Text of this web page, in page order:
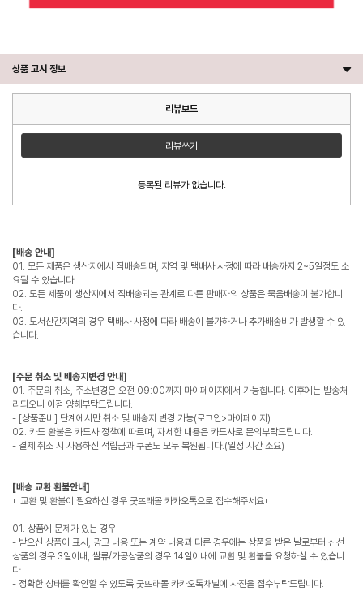
상품 고시 정보
리뷰보드
리뷰쓰기
등록된 리뷰가 없습니다.
[배송 안내]
01. 모든 제품은 생산지에서 직배송되며, 지역 및 택배사 사정에 따라 배송까지 2~5일정도 소
요될 수 있습니다.
02. 모든 제품이 생산지에서 직배송되는 관계로 다른 판매자의 상품은 묶음배송이 불가합니
다.
03. 도서산간지역의 경우 택배사 사정에 따라 배송이 불가하거나 추가배송비가 발생할 수 있
습니다.
[주문 취소 및 배송지변경 안내]
01. 주문의 취소, 주소변경은 오전 09:00까지 마이페이지에서 가능합니다. 이후에는 발송처
리되오니 이점 양해부탁드립니다.
- [상품준비] 단계에서만 취소 및 배송지 변경 가능(로그인>마이페이지)
02. 카드 환불은 카드사 정책에 따르며, 자세한 내용은 카드사로 문의부탁드립니다.
- 결제 취소 시 사용하신 적립금과 쿠폰도 모두 복원됩니다.(일정 시간 소요)
[배송 교환 환불안내]
ㅁ교환 및 환불이 필요하신 경우 굿뜨래몰 카카오톡으로 접수해주세요ㅁ
01. 상품에 문제가 있는 경우
- 받으신 상품이 표시, 광고 내용 또는 계약 내용과 다른 경우에는 상품을 받은 날로부터 신선
상품의 경우 3일이내, 쌀류/가공상품의 경우 14일이내에 교환 및 환불을 요청하실 수 있습니
다
- 정확한 상태를 확인할 수 있도록 굿뜨래몰 카카오톡채널에 사진을 접수부탁드립니다.